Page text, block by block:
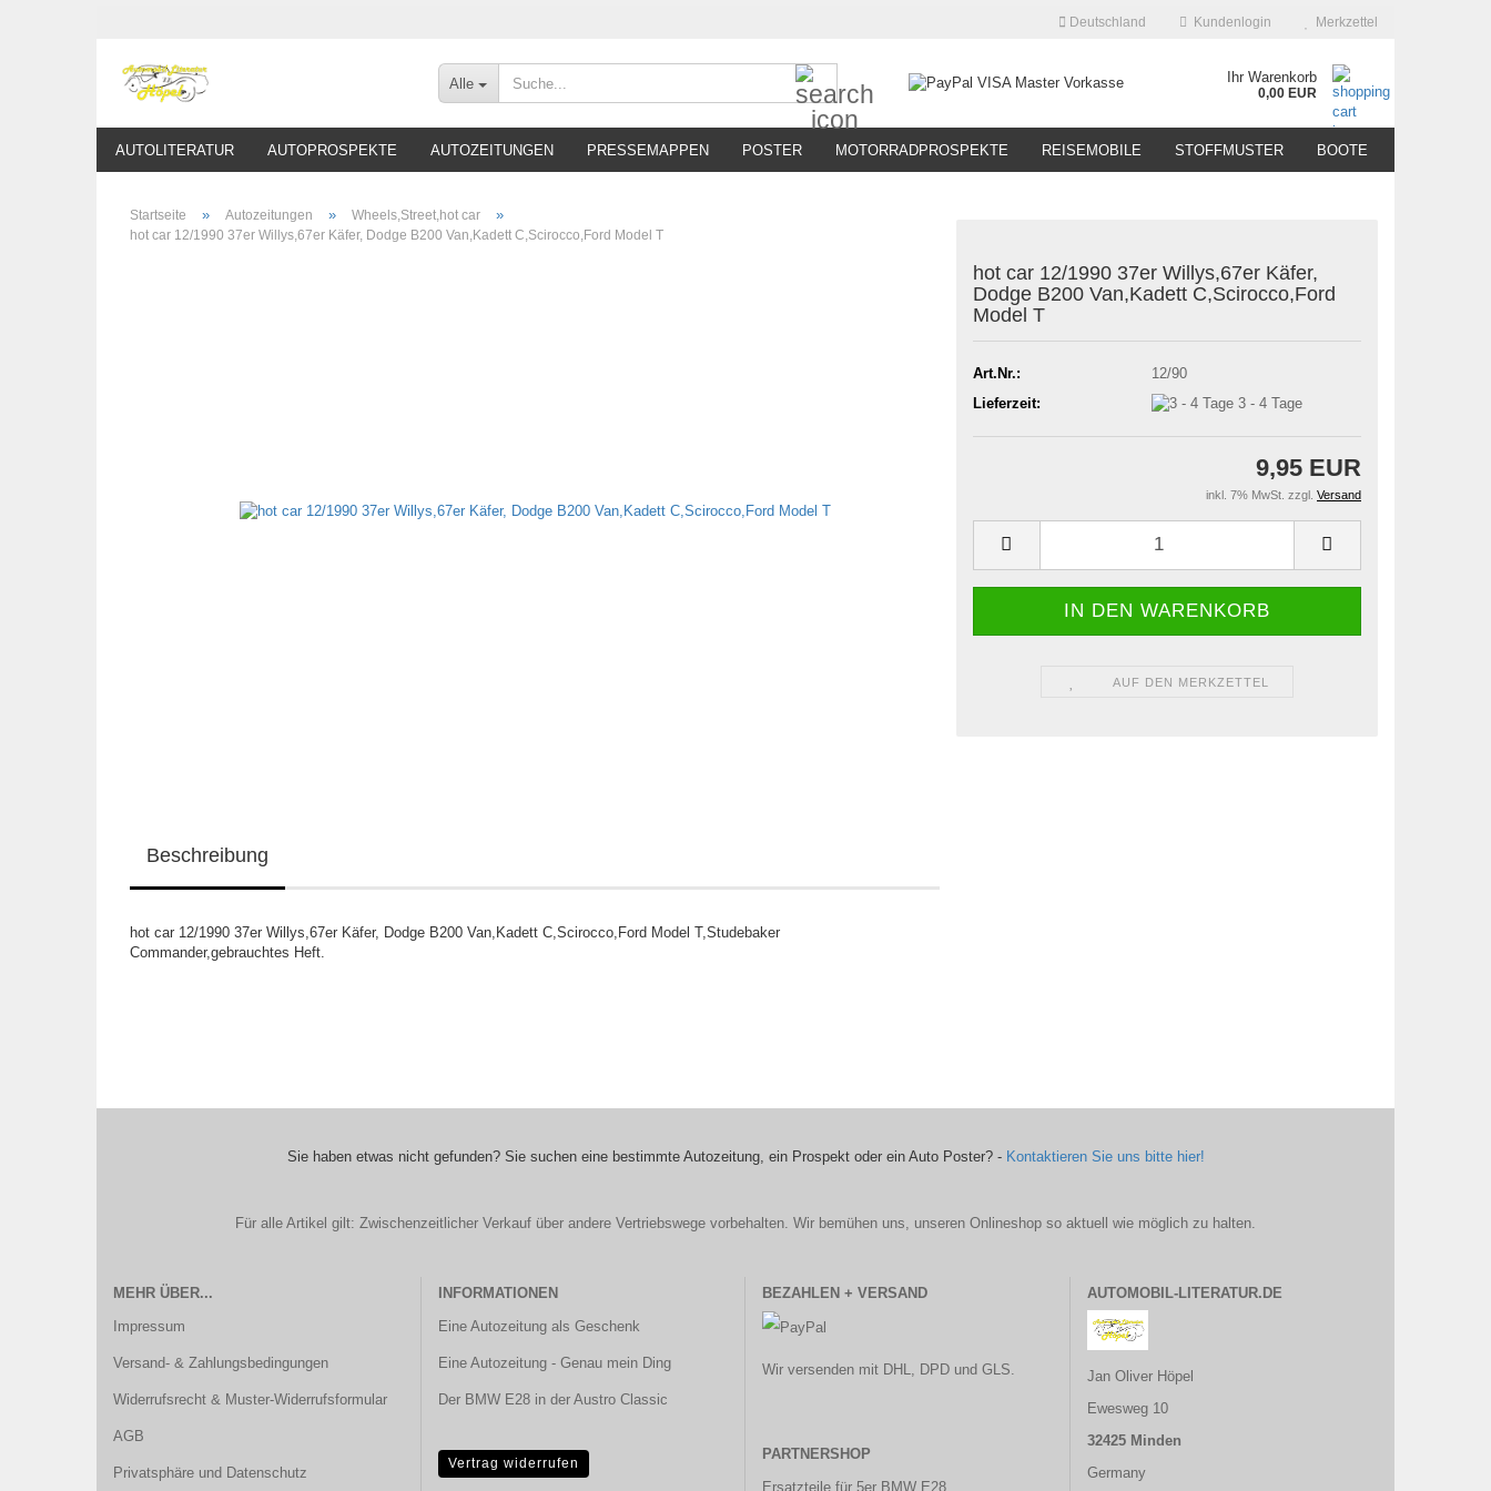
Deutschland Kundenlogin Merkzettel
Alle Ihr Warenkorb
0,00 EUR
AUTOLITERATUR AUTOPROSPEKTE AUTOZEITUNGEN PRESSEMAPPEN POSTER MOTORRADPROSPEKTE REISEMOBILE STOFFMUSTER BOOTE
Startseite » Autozeitungen » Wheels,Street,hot car »
hot car 12/1990 37er Willys,67er Käfer, Dodge B200 Van,Kadett C,Scirocco,Ford Model T
hot car 12/1990 37er Willys,67er Käfer,
Dodge B200 Van,Kadett C,Scirocco,Ford
Model T
Art.Nr.:
12/90
Lieferzeit:
3 - 4 Tage
9,95 EUR
inkl. 7% MwSt. zzgl. Versand
AUF DEN MERKZETTEL
Beschreibung
hot car 12/1990 37er Willys,67er Käfer, Dodge B200 Van,Kadett C,Scirocco,Ford Model T,Studebaker
Commander,gebrauchtes Heft.
Sie haben etwas nicht gefunden? Sie suchen eine bestimmte Autozeitung, ein Prospekt oder ein Auto Poster? - Kontaktieren Sie uns bitte hier!
Für alle Artikel gilt: Zwischenzeitlicher Verkauf über andere Vertriebswege vorbehalten. Wir bemühen uns, unseren Onlineshop so aktuell wie möglich zu halten.
MEHR ÜBER...
Impressum
Versand- & Zahlungsbedingungen
Widerrufsrecht & Muster-Widerrufsformular
AGB
Privatsphäre und Datenschutz
INFORMATIONEN
Eine Autozeitung als Geschenk
Eine Autozeitung - Genau mein Ding
Der BMW E28 in der Austro Classic
Vertrag widerrufen
BEZAHLEN + VERSAND
Wir versenden mit DHL, DPD und GLS.
PARTNERSHOP
Ersatzteile für 5er BMW E28
AUTOMOBIL-LITERATUR.DE
Jan Oliver Höpel
Ewesweg 10
32425 Minden
Germany